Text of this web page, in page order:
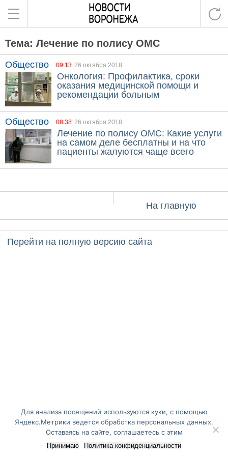
Тема: Лечение по полису ОМС
Общество 09:13 26 октября 2018
Онкология: Профилактика, сроки
оказания медицинской помощи и
рекомендации больным
Общество 08:38 26 октября 2018
Лечение по полису ОМС: Какие услуги
на самом деле бесплатны и на что
пациенты жалуются чаще всего
На главную
Перейти на полную версию сайта
Для анализа посещений используются куки, с помощью
Яндекс.Метрики ведется обработка персональных данных.
Оставаясь на сайте, соглашаетесь с этим
Принимаю Политика конфиденциальности